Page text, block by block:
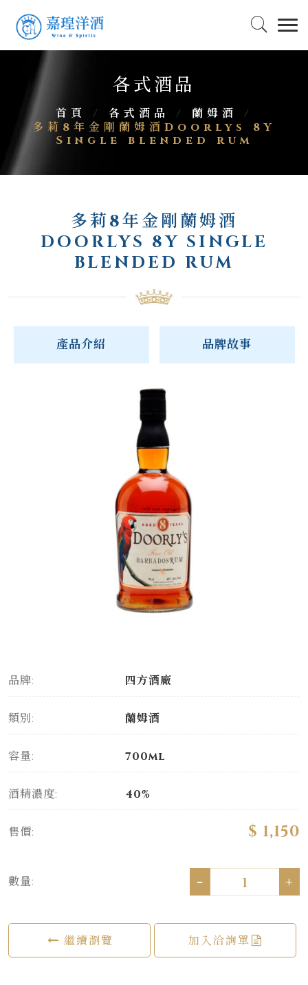
各式酒品
首頁 / 各式酒品 / 蘭姆酒
/
多莉8年金剛蘭姆酒Doorlys 8Y
Single blended rum
多莉8年金剛蘭姆酒
DOORLYS 8Y SINGLE
BLENDED RUM
產品介紹 品牌故事
品牌: 四方酒廠
類別: 蘭姆酒
容量: 700ml
酒精濃度: 40%
售價: $ 1,150
數量: - +
繼續瀏覽 加入洽詢單